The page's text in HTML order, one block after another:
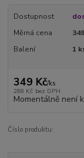
Dostupnost
Měrná cena
Balení
1
349 Kč/ks
288 Kč bez DPH
Momentálně není
Číslo produktu: